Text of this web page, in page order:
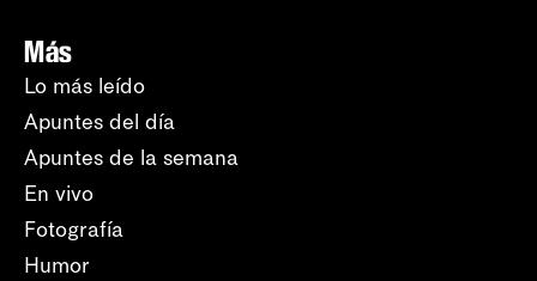
Más
Lo más leído
Apuntes del día
Apuntes de la semana
En vivo
Fotografía
Humor